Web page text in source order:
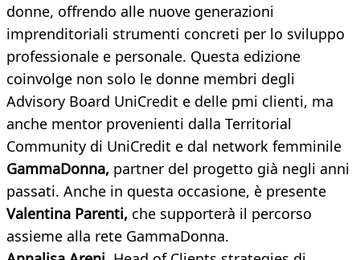
donne, offrendo alle nuove generazioni
imprenditoriali strumenti concreti per lo sviluppo
professionale e personale. Questa edizione
coinvolge non solo le donne membri degli
Advisory Board UniCredit e delle pmi clienti, ma
anche mentor provenienti dalla Territorial
Community di UniCredit e dal network femminile
GammaDonna, partner del progetto già negli anni
passati. Anche in questa occasione, è presente
Valentina Parenti, che supporterà il percorso
assieme alla rete GammaDonna.